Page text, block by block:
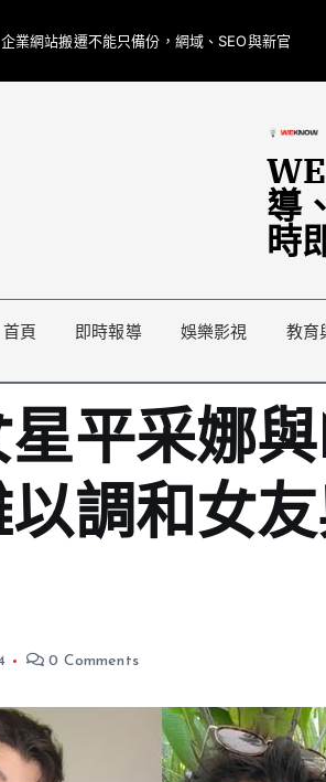
業網站搬遷不能只備份，網域、SEO與新官
導
時
首頁 即時報導 娛樂影視 教育
星平采娜
調和女
0 Comments